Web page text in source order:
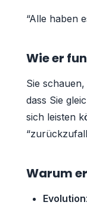
“Alle haben
Wie er
Sie
dass Sie
sich leisten
Warum
Evolution